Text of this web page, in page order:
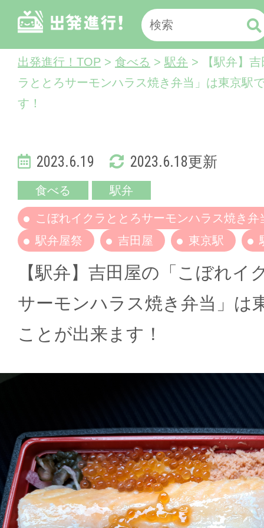
出発進行！TOP > 食べる > 駅弁 > 【駅弁】
ラととろサーモンハラス焼き弁当」は東京駅
す！
2023.6.19 2023.6.18更新
食べる 駅弁
こぼれイクラととろサーモンハラス焼き弁
駅弁屋祭
吉田屋 東京駅
【駅弁】吉田屋の「こぼれイ
サーモンハラス焼き弁当」は
ことが出来ます！